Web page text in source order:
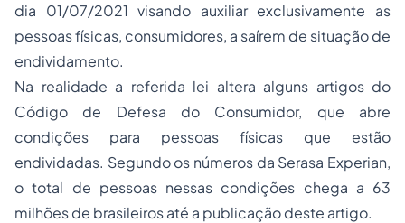
dia 01/07/2021 visando auxiliar exclusivamente as
pessoas físicas, consumidores, a saírem de situação de
endividamento.
Na realidade a referida lei altera alguns artigos do
Código de Defesa do Consumidor, que abre
condições para pessoas físicas que estão
endividadas. Segundo os números da Serasa Experian,
o total de pessoas nessas condições chega a 63
milhões de brasileiros até a publicação deste artigo.